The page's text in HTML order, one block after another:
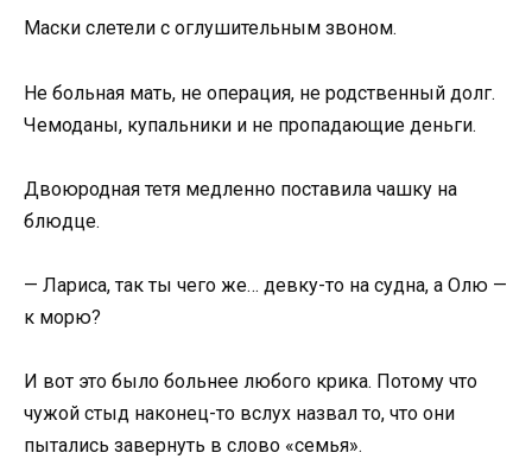
Маски слетели с оглушительным звоном.
Не больная мать, не операция, не родственный долг.
Чемоданы, купальники и не пропадающие деньги.
Двоюродная тетя медленно поставила чашку на
блюдце.
— Лариса, так ты чего же… девку-то на судна, а Олю —
к морю?
И вот это было больнее любого крика. Потому что
чужой стыд наконец-то вслух назвал то, что они
пытались завернуть в слово «семья».